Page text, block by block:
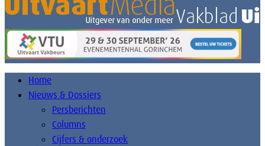
Home
Nieuws & Dossiers
Persberichten
Columns
Cijfers & onderzoek